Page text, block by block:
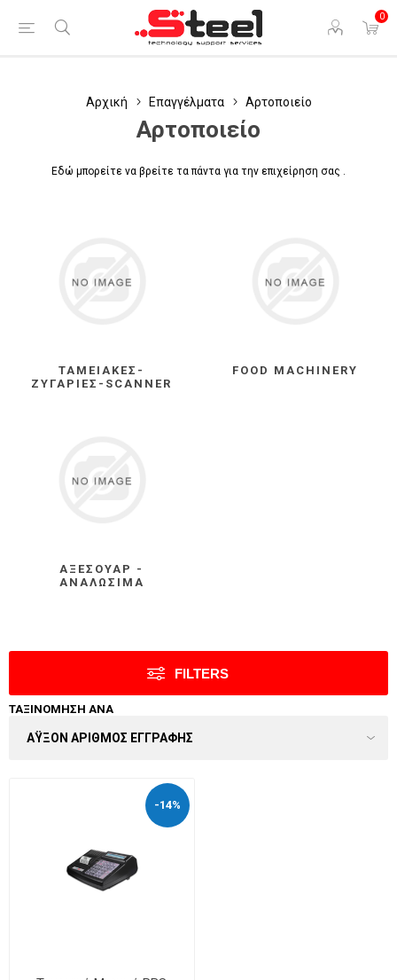
0
Αρχική Επαγγέλματα Αρτοποιείο
Αρτοποιείο
Εδώ μπορείτε να βρείτε τα πάντα για την επιχείρηση σας .
ΤΑΜΕΙΑΚΈΣ-
ΖΥΓΑΡΙΕΣ-SCANNER
FOOD MACHINERY
ΑΞΕΣΟΥΆΡ -
ΑΝΑΛΏΣΙΜΑ
FILTERS
ΤΑΞΙΝΌΜΗΣΗ ΑΝΆ
-14%